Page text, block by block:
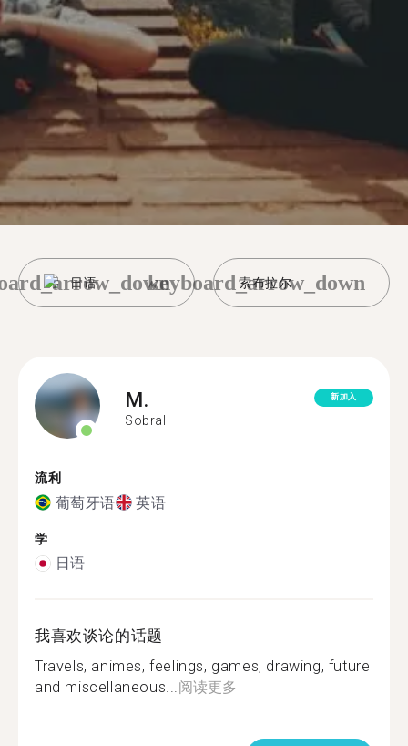
日语 索布拉尔
keyboard_arrow_down
M.
Sobral
新加入
流利
葡萄牙语 英语
学
日语
我喜欢谈论的话题
Travels, animes, feelings, games, drawing, future
and miscellaneous...阅读更多